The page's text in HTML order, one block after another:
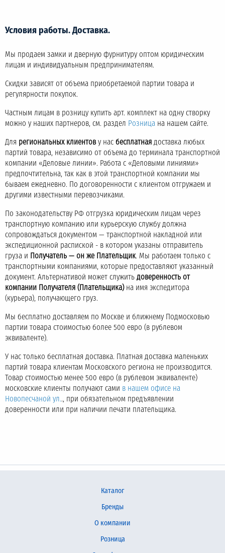
Условия работы. Доставка.
Мы продаем замки и дверную фурнитуру оптом юридическим
лицам и индивидуальным предпринимателям.
Скидки зависят от объема приобретаемой партии товара и
регулярности покупок.
Частным лицам в розницу купить арт. комплект на одну створку
можно у наших партнеров, см. раздел Розница на нашем сайте.
Для региональных клиентову нас бесплатная доставка любых
партий товара, независимо от объема до терминала транспортной
компании «Деловые линии». Работа с «Деловыми линиями»
предпочтительна, так как в этой транспортной компании мы
бываем ежедневно. По договоренности с клиентом отгружаем и
другими известными перевозчиками.
По законодательству РФ отгрузка юридическим лицам через
транспортную компанию или курьерскую службу должна
сопровождаться документом — транспортной накладной или
экспедиционной распиской - в котором указаны отправитель
груза и Получатель — он же Плательщик. Мы работаем только с
транспортными компаниями, которые предоставляют указанный
документ. Альтернативой может служить доверенность от
компании Получателя (Плательщика)на имя экспедитора
(курьера), получающего груз.
Мы бесплатно доставляем по Москве и ближнему Подмосковью
партии товара стоимостью более 500 евро (в рублевом
эквиваленте).
У нас только бесплатная доставка. Платная доставка маленьких
партий товара клиентам Московского региона не производится.
Товар стоимостью менее 500 евро (в рублевом эквиваленте)
московские клиенты получают сами в нашем офисе на
Новопесчаной ул.., при обязательном предъявлении
доверенности или при наличии печати плательщика.
Каталог
Бренды
О компании
Розница